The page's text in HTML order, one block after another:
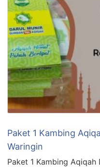
Paket 1 Kambing
Waringin
Paket 1 Kambing Aqiqah